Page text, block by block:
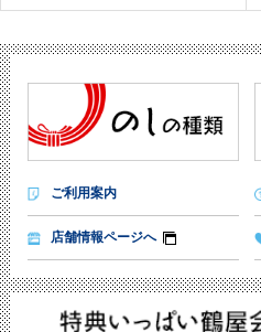
ご利用案内
店舗情報ページへ